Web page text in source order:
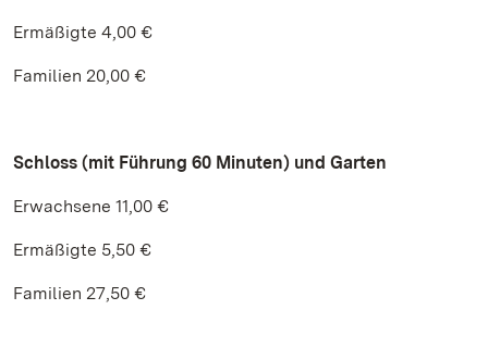
Ermäßigte 4,00 €
Familien 20,00 €
Schloss (mit Führung 60 Minuten) und Garten
Erwachsene 11,00 €
Ermäßigte 5,50 €
Familien 27,50 €